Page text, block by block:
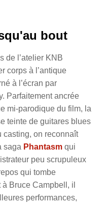
bout
de l’atelier KNB
corps à l’antique
à l’écran par
Parfaitement ancrée
mi-parodique du film, la
teinte de guitares blues
casting, on reconnaît
saga Phantasm qui
peu scrupuleux
qui tombe
Bruce Campbell, il
performances,